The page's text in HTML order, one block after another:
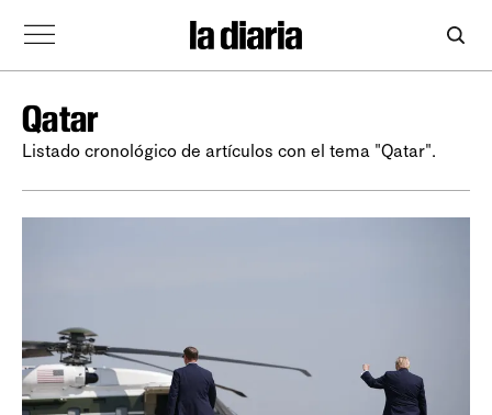
Qatar
Listado cronológico de artículos con el tema "Qatar".